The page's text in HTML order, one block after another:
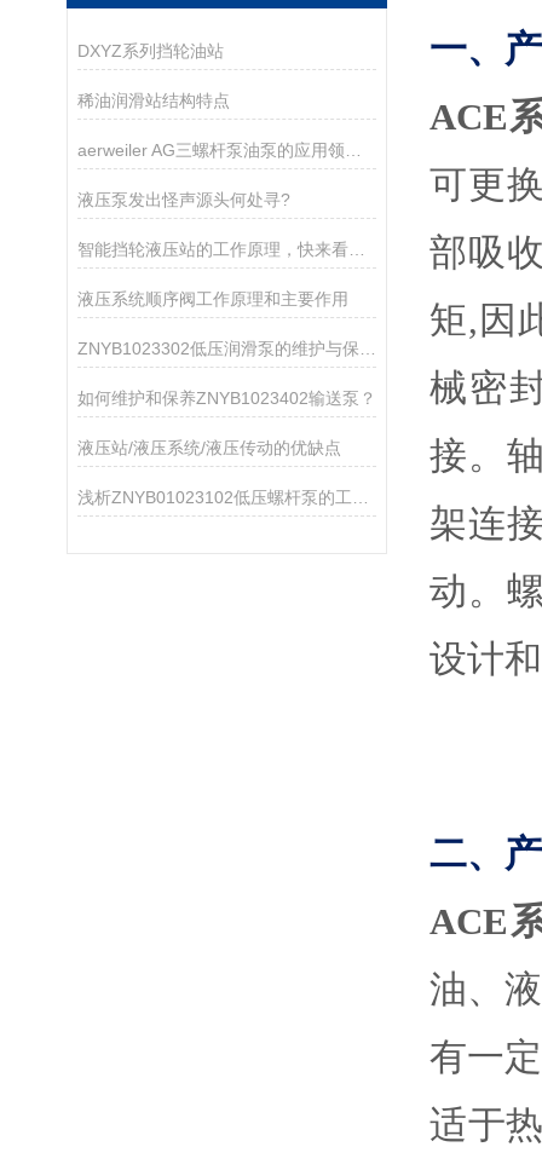
DXYZ系列挡轮油站
稀油润滑站结构特点
液压泵发出怪声源头何处寻?
智能挡轮液压站的工作原理，快来看看吧
液压系统顺序阀工作原理和主要作用
如何维护和保养ZNYB1023402输送泵？
液压站/液压系统/液压传动的优缺点
一、
ACE
可更
部吸
矩,因
械密
接。
架连
动。
设计
二、
ACE
油、
有一
适于